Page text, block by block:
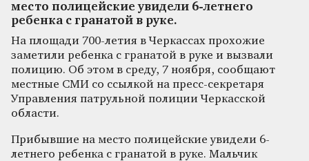
место полицейские увидели 6-летнего
ребенка с гранатой в руке.
На площади 700-летия в Черкассах прохожие
заметили ребенка с гранатой в руке и вызвали
полицию. Об этом в среду, 7 ноября, сообщают
местные СМИ со ссылкой на пресс-секретаря
Управления патрульной полиции Черкасской
области.
Прибывшие на место полицейские увидели 6-
летнего ребенка с гранатой в руке. Мальчик